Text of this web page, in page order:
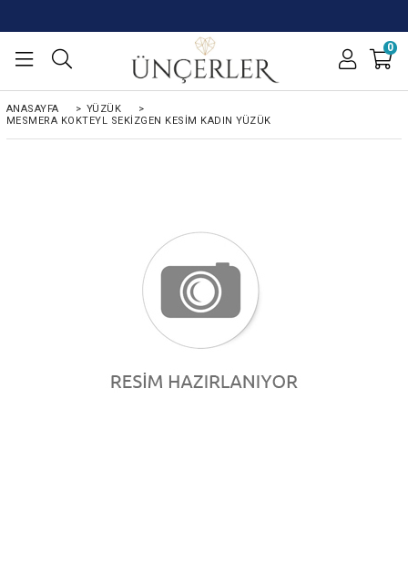
0
ANASAYFA > YÜZÜK
>
MESMERA KOKTEYL SEKIZGEN KESIM KADIN YÜZÜK